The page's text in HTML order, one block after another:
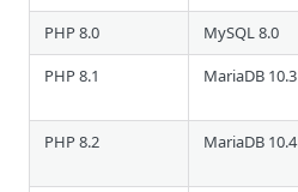
PHP 8.0
MySQL 8.0
PHP 8.1
MariaDB 10.3
PHP 8.2
MariaDB 10.4